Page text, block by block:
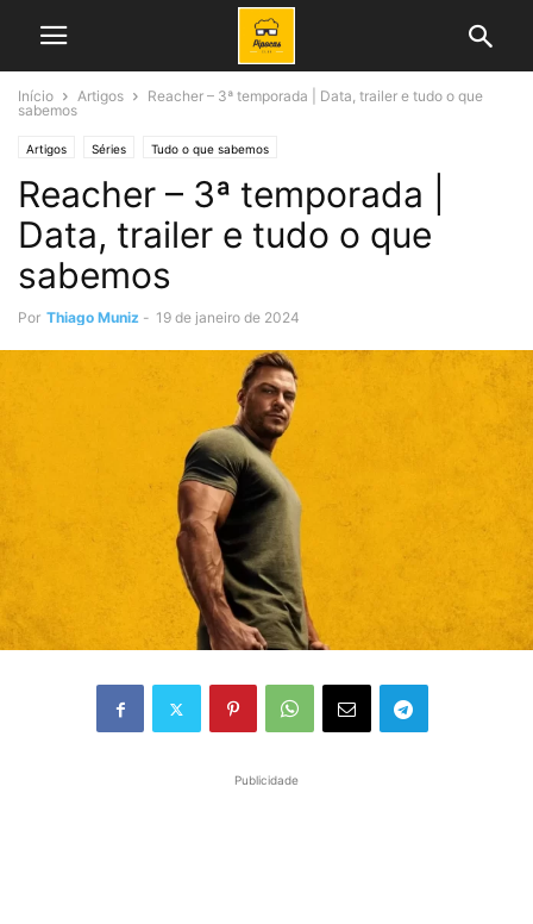
Início Artigos
Reacher – 3ª temporada | Data, trailer e tudo o que
sabemos
Artigos Séries Tudo o que sabemos
Reacher – 3ª temporada |
Data, trailer e tudo o que
sabemos
Por Thiago Muniz - 19 de janeiro de 2024
Publicidade